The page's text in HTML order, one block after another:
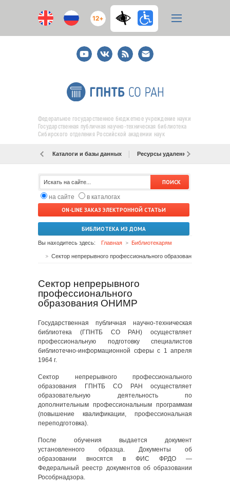
12+
YoutubeВКонтакте
RSS
E-
mail
подписка
Федеральное государственное бюджетное учреждение науки
Государственная публичная научно-техническая библиотека
Сибирского отделения Российской академии наук
Каталоги и базы данных Ресурсы удаленного доступа
на сайте
в каталогах
ON-LINE ЗАКАЗ ЭЛЕКТРОННОЙ СТАТЬИ
БИБЛИОТЕКА ИЗ ДОМА
Вы находитесь здесь: Главная Библиотекарям
Сектор непрерывного
профессионального
образования ОНИМР
Государственная публичная научно-техническая
библиотека (ГПНТБ СО РАН) осуществляет
профессиональную подготовку специалистов
библиотечно-информационной сферы с 1 апреля
1964 г.
Сектор непрерывного профессионального
образования ГПНТБ СО РАН осуществляет
образовательную деятельность по
дополнительным профессиональным программам
(повышение квалификации, профессиональная
переподготовка).
После обучения выдается документ
установленного образца. Документы об
образовании вносятся в ФИС ФРДО —
Федеральный реестр документов об образовании
Рособрнадзора.